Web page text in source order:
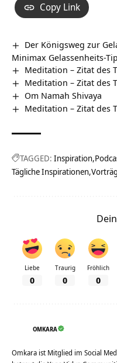
Copy Link
Der Königsweg zur
Minimax Gelassenheits-
Meditation – Zitat des
Meditation – Zitat des
Om Namah Shivaya
Meditation – Zitat des
TAGGED: Inspiration
Tägliche Inspirationen
Liebe
0
Traurig
0
Fröhlich
0
OMKARA
Omkara ist Mitglied im Social